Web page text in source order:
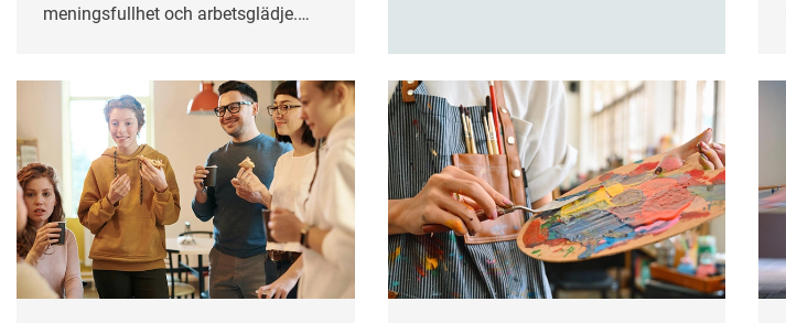
meningsfullhet och arbetsglädje.
psykiska ohälsan har ökat det
senaste året, enligt en ny rapport.